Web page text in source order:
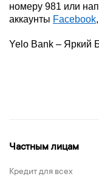
номеру 981 или
аккаунты Facebook,
Yelo Bank – Яркий
Частным лицам
Кредит для всех